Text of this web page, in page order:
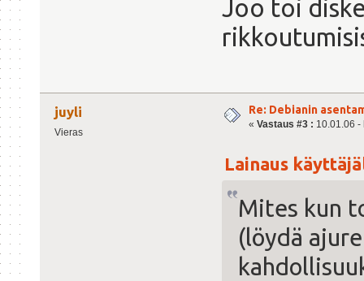
Joo toi
juyli
Vieras
Re: Debianin
« Vastaus #3 : 10.01.06 -
Lainaus
Mites kun
(löydä